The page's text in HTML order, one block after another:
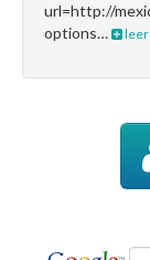
url=http://
options…
leer